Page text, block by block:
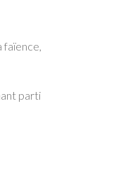
faïence,
parti